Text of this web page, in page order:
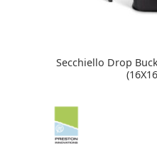
Secchiello Drop